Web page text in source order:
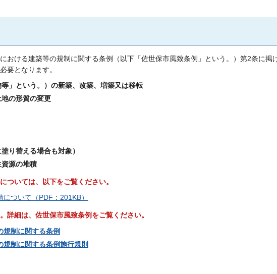
おける建築等の規制に関する条例（以下「佐世保市風致条例」という。）第2条に掲
要となります。
」という。）の新築、改築、増築又は移転
の形質の変更
り替える場合も対象）
源の堆積
ついては、以下をご覧ください。
ついて（PDF：201KB）
詳細は、佐世保市風致条例をご覧ください。
規制に関する条例
制に関する条例施行規則